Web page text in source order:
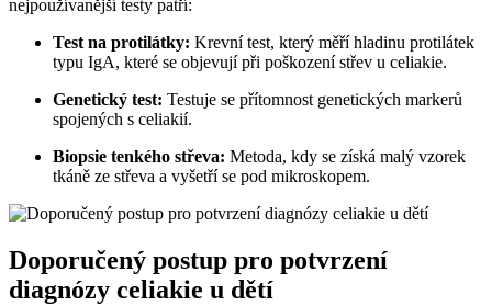
nejpoužívanější ⁢testy patří:
Test‌ na protilátky: Krevní test, který měří hladinu ‌protilátek
typu ‌IgA,⁢ které se objevují při poškození střev u ⁤celiakie.
Genetický test: Testuje se přítomnost ‍genetických ​markerů
‍spojených⁢ s celiakií.
Biopsie tenkého střeva: ‌Metoda, kdy se ​získá ‍malý vzorek
tkáně ​ze střeva ​a vyšetří ‌se ⁣pod ‍mikroskopem.
Doporučený postup pro ​potvrzení
diagnózy celiakie u dětí